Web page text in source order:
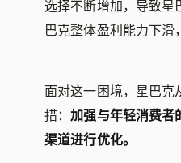
选择不断增加，导致星
巴克整体盈利能力下滑
面对这一困境，星巴
措：加强与年轻消费者
渠道进行优化。